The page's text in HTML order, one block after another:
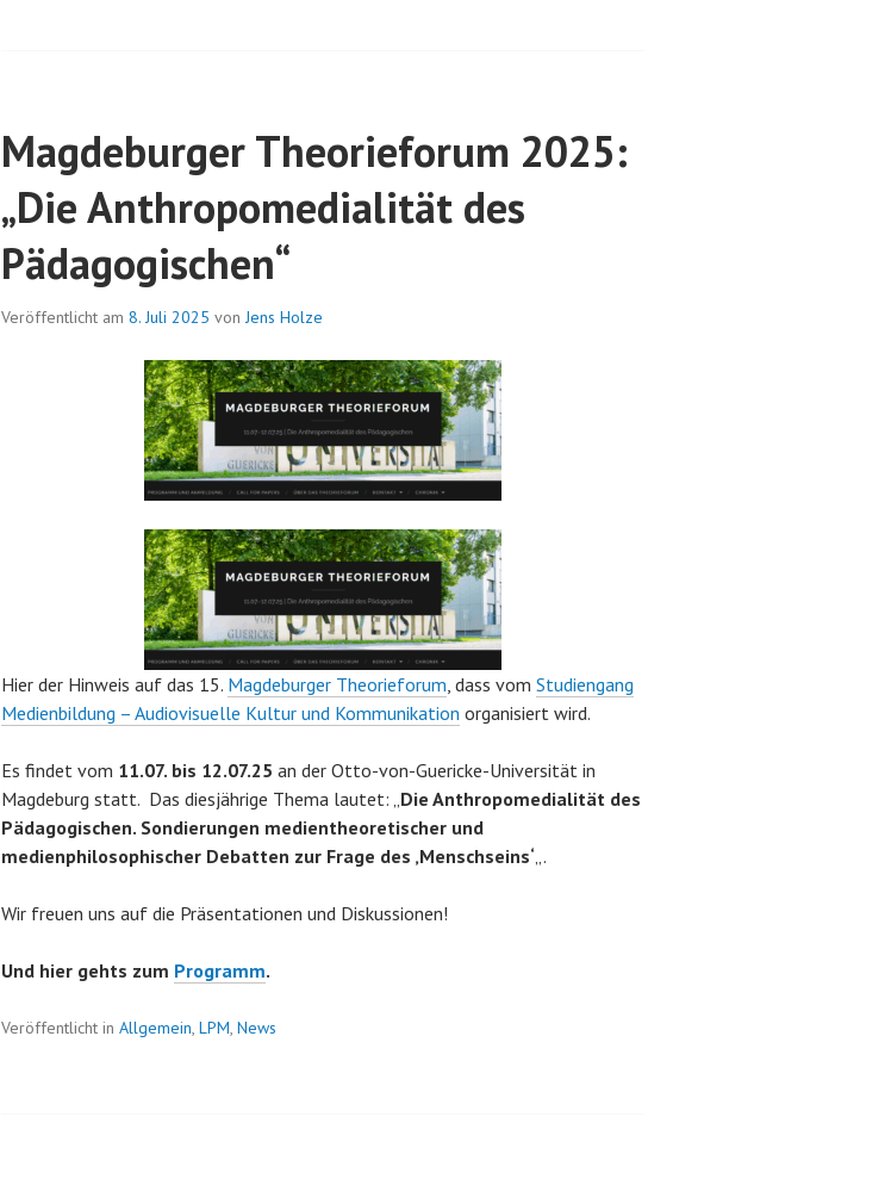
Magdeburger Theorieforum 2025:
„Die Anthropomedialität des
Pädagogischen“
Veröffentlicht am 8. Juli 2025 vonJens Holze
Hier der Hinweis auf das 15. Magdeburger Theorieforum, dass vom Studiengang
Medienbildung – Audiovisuelle Kultur und Kommunikation organisiert wird.
Es findet vom 11.07. bis 12.07.25 an der Otto-von-Guericke-Universität in
Magdeburg statt. Das diesjährige Thema lautet: „Die Anthropomedialität des
Pädagogischen. Sondierungen medientheoretischer und
medienphilosophischer Debatten zur Frage des ‚Menschseins‘„.
Wir freuen uns auf die Präsentationen und Diskussionen!
Und hier gehts zum Programm.
Veröffentlicht in Allgemein, LPM, News